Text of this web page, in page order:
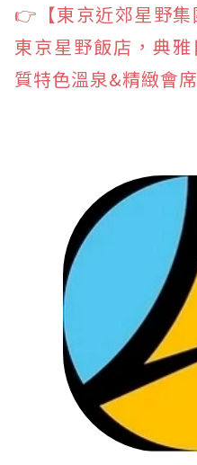
👉【東京近郊星野
東京星野飯店，典
質特色溫泉&精緻會